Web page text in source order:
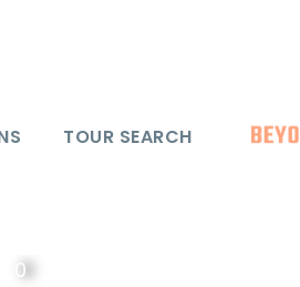
TOUR SEARCH
0